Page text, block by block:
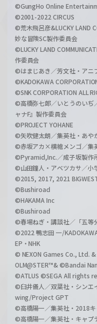
©GungHo Online
©2001-2022 CIRCUS
©荒木飛呂彦&LUCKY LAND
妙な冒険SC製作委員会
©LUCKY LAND
作委員会
©はまじあき／芳文社・アニ
©KADOKAWA
©SNK CORPORATION ALL
©高橋弥七郎／いとうのいぢ
ャナF』製作委員会
©PROJECT YOHANE
©矢吹健太朗／集英社・あや
©赤坂アカ×横槍メンゴ／集
©Pyramid,Inc.／成子坂製作
©山田鐘人・アベツカサ／小
©2015, 2017, 2021
©Bushiroad
©HAKAMA Inc
©Bushiroad
©春場ねぎ・講談社／「五
©2022 鴨志田 一/
EP・NHK
© NEXON Games Co., Ltd.
OLM@STER™& ©Bandai
©ATLUS ©SEGA All rights
©臼井儀人／双葉社・シン
wing/Project GPT
©高橋陽一／集英社・2018
©高橋陽一／集英社・キャプ